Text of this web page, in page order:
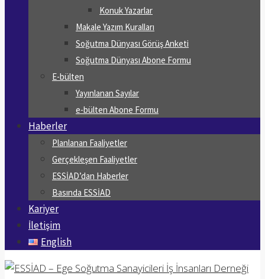
Konuk Yazarlar
Makale Yazım Kuralları
Soğutma Dünyası Görüş Anketi
Soğutma Dünyası Abone Formu
E-bülten
Yayınlanan Sayılar
e-bülten Abone Formu
Haberler
Planlanan Faaliyetler
Gerçekleşen Faaliyetler
ESSİAD’dan Haberler
Basında ESSİAD
Kariyer
İletişim
English